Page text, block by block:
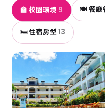
🏫 校園環境 9 🍽️ 餐廳
🛏️ 住宿房型13